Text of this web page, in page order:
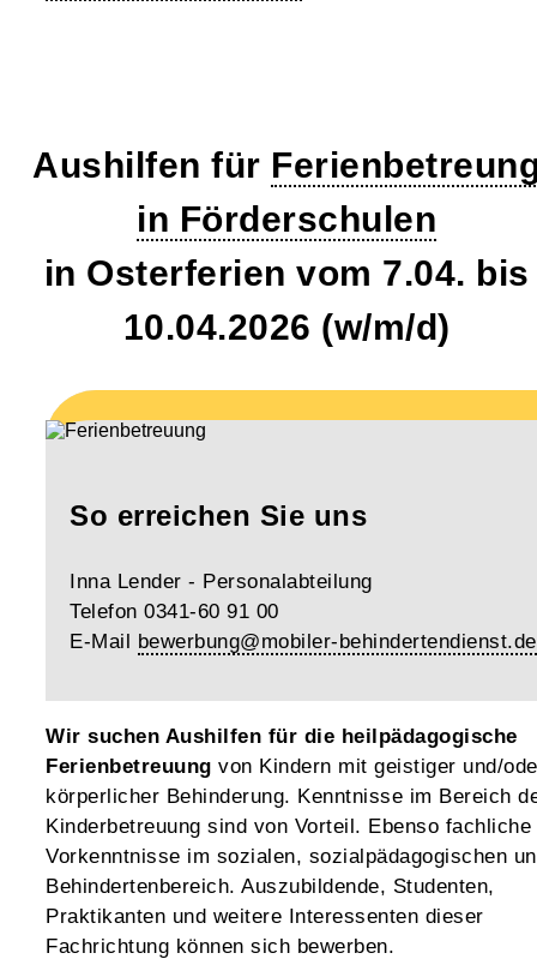
Aushilfen für
in Förderschulen
in Osterferien vom 7.04. bis
10.04.2026 (w/m/d)
So erreichen Sie uns
Inna Lender - Personalabteilung
Telefon 0341-60 91 00
E-Mail bewerbung@mobiler-behindertendienst.de
Wir suchen Aushilfen für die heilpädagogische
Ferienbetreuung von Kindern mit geistiger und/
körperlicher Behinderung. Kenntnisse im Bereich
Kinderbetreuung sind von Vorteil. Ebenso fachliche
Vorkenntnisse im sozialen, sozialpädagogischen
Behindertenbereich. Auszubildende, Studenten,
Praktikanten und weitere Interessenten dieser
Fachrichtung können sich bewerben.